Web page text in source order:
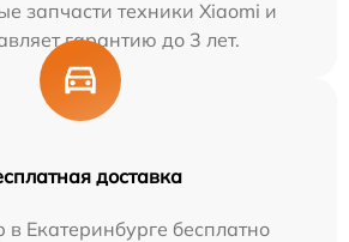
запчасти техники Xiaomi и
гарантию до 3 лет.
доставка
Екатеринбурге бесплатно